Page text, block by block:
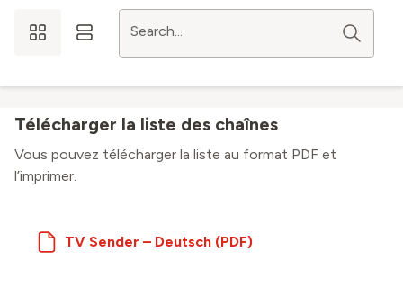
Search...
Télécharger la liste des chaînes
Vous pouvez télécharger la liste au format PDF et
l’imprimer.
TV Sender – Deutsch (PDF)